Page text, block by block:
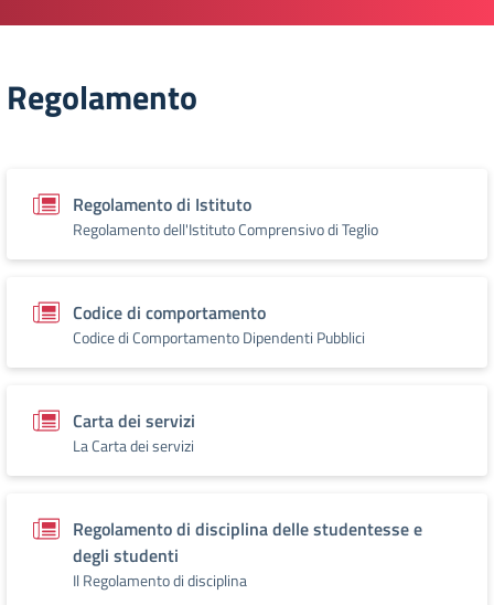
Regolamento
Regolamento di Istituto
Regolamento dell'Istituto Comprensivo di Teglio
Codice di comportamento
Codice di Comportamento Dipendenti Pubblici
Carta dei servizi
La Carta dei servizi
Regolamento di disciplina delle studentesse e
degli studenti
Il Regolamento di disciplina